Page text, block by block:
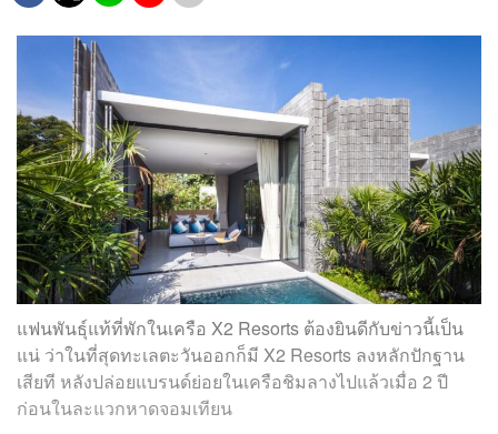
แฟนพันธุ์แท้ที่พักในเครือ X2 Resorts ต้องยินดีกับข่าวนี้เป็น
แน่ ว่าในที่สุดทะเลตะวันออกก็มี X2 Resorts ลงหลักปักฐาน
เสียที หลังปล่อยแบรนด์ย่อยในเครือชิมลางไปแล้วเมื่อ 2 ปี
ก่อนในละแวกหาดจอมเทียน